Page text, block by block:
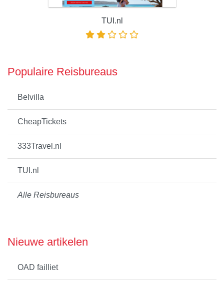
TUI.nl
Populaire Reisbureaus
Belvilla
CheapTickets
333Travel.nl
TUI.nl
Alle Reisbureaus
Nieuwe artikelen
OAD failliet